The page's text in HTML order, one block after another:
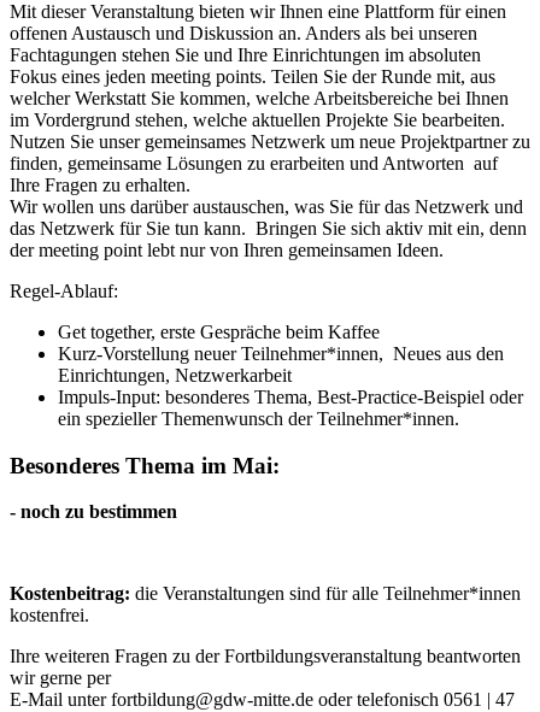
Mit dieser Veranstaltung bieten wir Ihnen eine Plattform für einen
offenen Austausch und Diskussion an. Anders als bei unseren
Fachtagungen stehen Sie und Ihre Einrichtungen im absoluten
Fokus eines jeden meeting points. Teilen Sie der Runde mit, aus
welcher Werkstatt Sie kommen, welche Arbeitsbereiche bei Ihnen
im Vordergrund stehen, welche aktuellen Projekte Sie bearbeiten.
Nutzen Sie unser gemeinsames Netzwerk um neue Projektpartner zu
finden, gemeinsame Lösungen zu erarbeiten und Antworten auf
Ihre Fragen zu erhalten.
Wir wollen uns darüber austauschen, was Sie für das Netzwerk und
das Netzwerk für Sie tun kann. Bringen Sie sich aktiv mit ein, denn
der meeting point lebt nur von Ihren gemeinsamen Ideen.
Regel-Ablauf:
Get together, erste Gespräche beim Kaffee
Kurz-Vorstellung neuer Teilnehmer*innen, Neues aus den
Einrichtungen, Netzwerkarbeit
Impuls-Input: besonderes Thema, Best-Practice-Beispiel oder
ein spezieller Themenwunsch der Teilnehmer*innen.
Besonderes Thema im Mai:
- noch zu bestimmen
Kostenbeitrag: die Veranstaltungen sind für alle Teilnehmer*innen
kostenfrei.
Ihre weiteren Fragen zu der Fortbildungsveranstaltung beantworten
wir gerne per
E-Mail unter fortbildung@gdw-mitte.de oder telefonisch 0561 | 47